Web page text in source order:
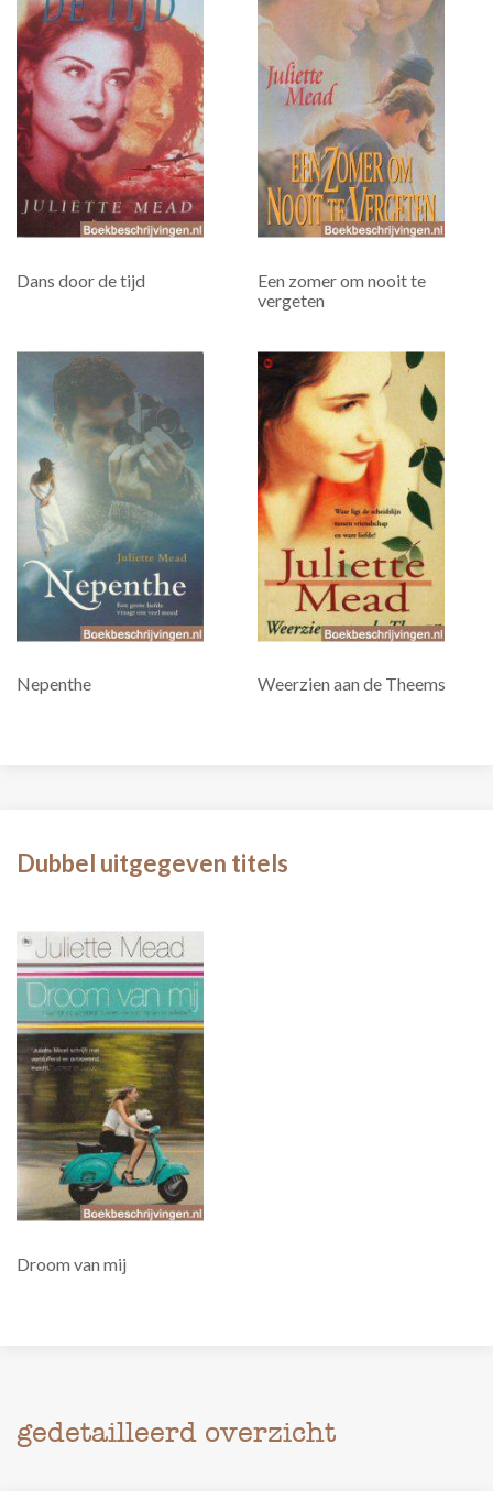
Dans door de tijd
Een zomer om nooit te
vergeten
Nepenthe Weerzien aan de Theems
Dubbel uitgegeven titels
Droom van mij
gedetailleerd overzicht